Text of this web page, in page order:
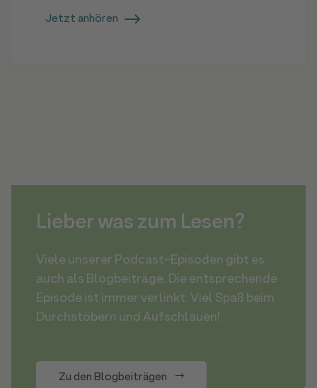
Jetzt anhören
Lieber was zum Lesen?
Viele unserer Podcast-Episoden gibt es
auch als Blogbeiträge. Die entsprechende
Episode ist immer verlinkt. Viel Spaß beim
Durchstöbern und Aufschlauen!
Zu den Blogbeiträgen